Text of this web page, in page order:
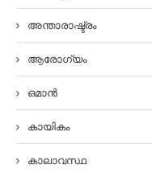
അന്താരാഷ്ട്രം
ആരോഗ്യം
ഒമാൻ
കായികം
കാലാവസ്ഥ